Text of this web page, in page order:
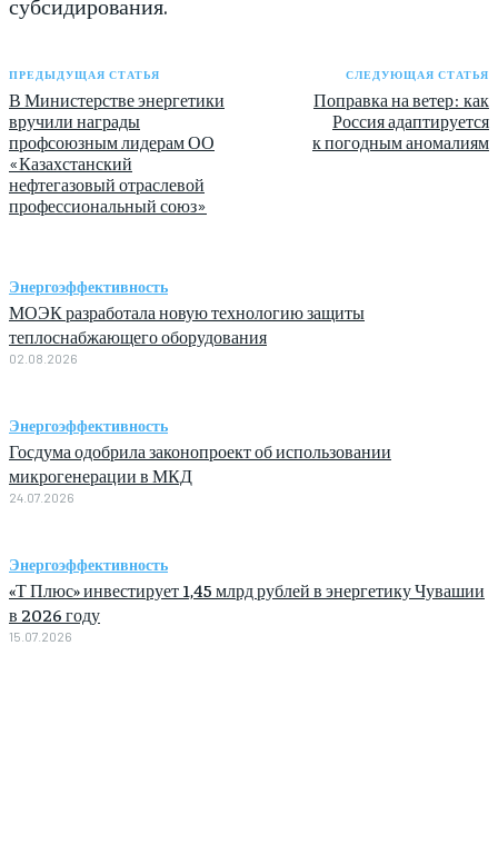
ПРЕДЫДУЩАЯ СТАТЬЯ
В Министерстве энергетики
вручили награды
профсоюзным лидерам ОО
«Казахстанский
нефтегазовый отраслевой
профессиональный союз»
СЛЕДУЮЩАЯ СТАТЬЯ
Поправка на ветер: как
Россия адаптируется
к погодным аномалиям
Энергоэффективность
МОЭК разработала новую технологию защиты
теплоснабжающего оборудования
02.08.2026
Энергоэффективность
Госдума одобрила законопроект об использовании
микрогенерации в МКД
24.07.2026
Энергоэффективность
«Т Плюс» инвестирует 1,45 млрд рублей в энергетику Чувашии
в 2026 году
15.07.2026